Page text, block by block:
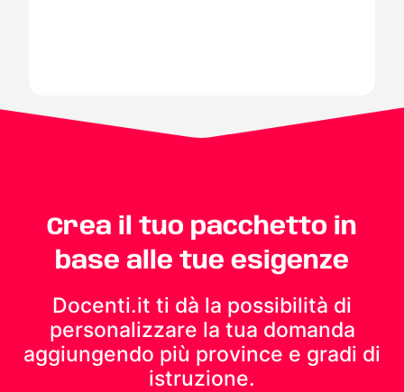
Crea il tuo pacchetto in
base alle tue esigenze
Docenti.it ti dà la possibilità di
personalizzare la tua domanda
aggiungendo più province e gradi di
istruzione.